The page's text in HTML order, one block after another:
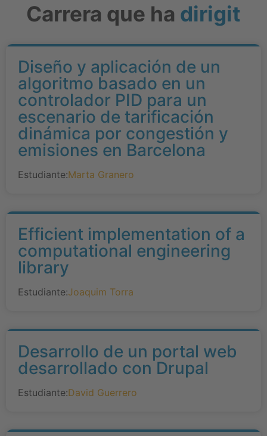
Carrera que ha dirigit
Diseño y aplicación de un
algoritmo basado en un
controlador PID para un
escenario de tarificación
dinámica por congestión y
emisiones en Barcelona
Estudiante:Marta Granero
Efficient implementation of a
computational engineering
library
Estudiante:Joaquim Torra
Desarrollo de un portal web
desarrollado con Drupal
Estudiante:David Guerrero